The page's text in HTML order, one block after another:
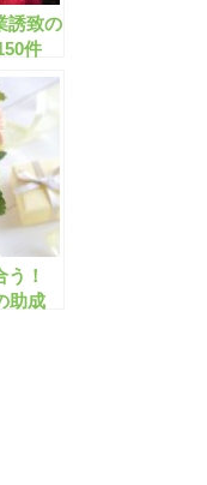
誘致の
件
サポー
会員
！
助成